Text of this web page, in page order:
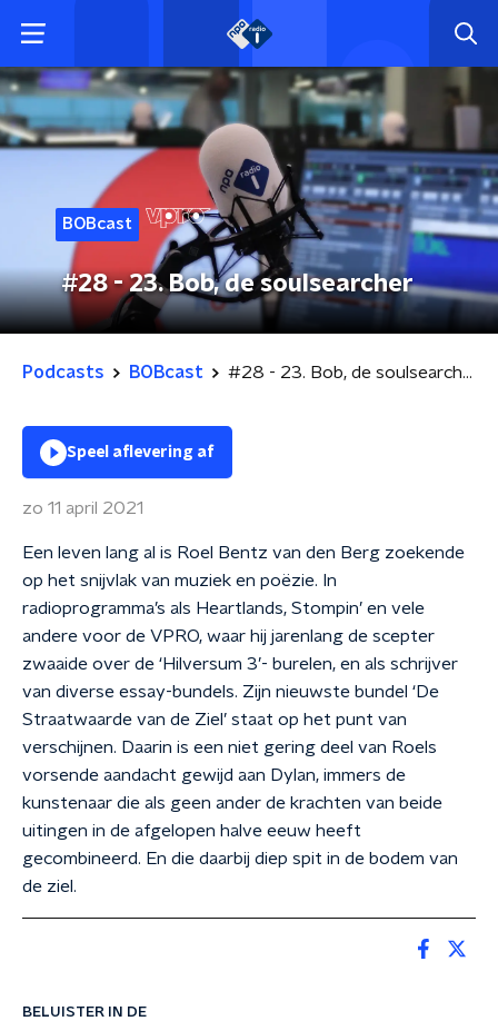
BOBcast
#28 - 23. Bob, de soulsearcher
Podcasts BOBcast #28 - 23. Bob, de soulsearcher
BELUISTER IN DE
Speel aflevering af
zo 11 april 2021
Een leven lang al is Roel Bentz van den Berg zoekende
op het snijvlak van muziek en poëzie. In
radioprogramma’s als Heartlands, Stompin’ en vele
andere voor de VPRO, waar hij jarenlang de scepter
zwaaide over de ‘Hilversum 3’- burelen, en als schrijver
van diverse essay-bundels. Zijn nieuwste bundel ‘De
Straatwaarde van de Ziel’ staat op het punt van
verschijnen. Daarin is een niet gering deel van Roels
vorsende aandacht gewijd aan Dylan, immers de
kunstenaar die als geen ander de krachten van beide
uitingen in de afgelopen halve eeuw heeft
gecombineerd. En die daarbij diep spit in de bodem van
de ziel.